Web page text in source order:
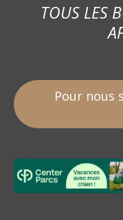
TOUS LES
Pour nous